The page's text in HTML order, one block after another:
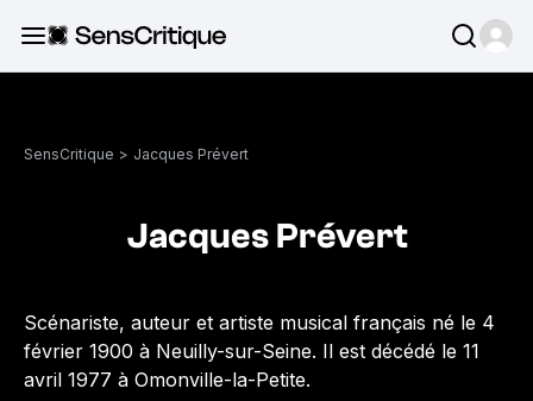
SensCritique > Jacques Prévert
Jacques Prévert
Scénariste, auteur et artiste musical français né le 4
février 1900 à Neuilly-sur-Seine. Il est décédé le 11
avril 1977 à Omonville-la-Petite.